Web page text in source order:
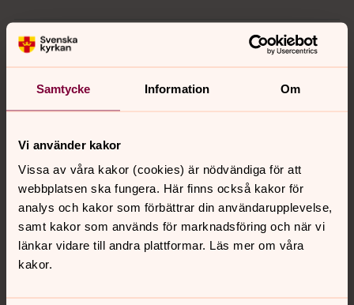
Samtycke Information Om
Vi använder kakor
Vissa av våra kakor (cookies) är nödvändiga för att
webbplatsen ska fungera. Här finns också kakor för
analys och kakor som förbättrar din användarupplevelse,
samt kakor som används för marknadsföring och när vi
länkar vidare till andra plattformar. Läs mer om våra
kakor.
Kontakt
Kalender
Hitta snabbt
Sociala kanaler